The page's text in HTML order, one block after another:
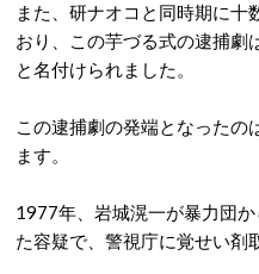
また、研ナオコと同時期に十
おり、この芋づる式の逮捕劇
と名付けられました。
この逮捕劇の発端となったの
ます。
1977年、岩城滉一が暴力団
た容疑で、警視庁に覚せい剤